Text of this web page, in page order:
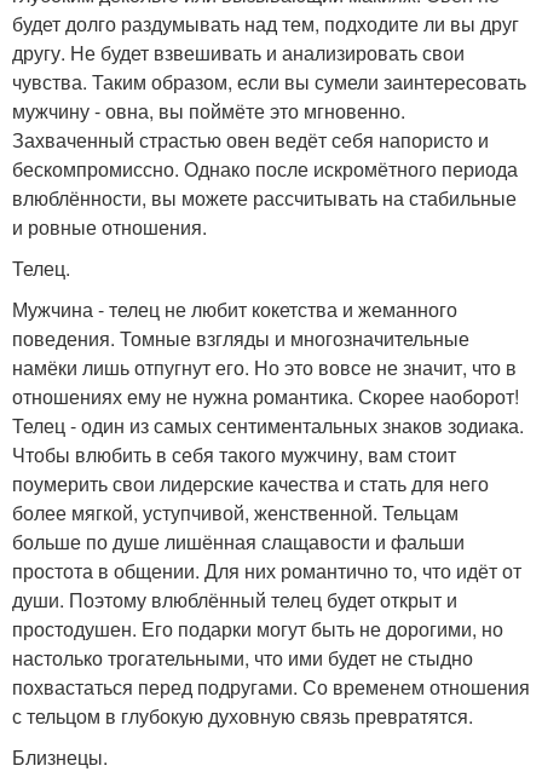
будет долго раздумывать над тем, подходите ли вы друг
другу. Не будет взвешивать и анализировать свои
чувства. Таким образом, если вы сумели заинтересовать
мужчину - овна, вы поймёте это мгновенно.
Захваченный страстью овен ведёт себя напористо и
бескомпромиссно. Однако после искромётного периода
влюблённости, вы можете рассчитывать на стабильные
и ровные отношения.
Телец.
Мужчина - телец не любит кокетства и жеманного
поведения. Томные взгляды и многозначительные
намёки лишь отпугнут его. Но это вовсе не значит, что в
отношениях ему не нужна романтика. Скорее наоборот!
Телец - один из самых сентиментальных знаков зодиака.
Чтобы влюбить в себя такого мужчину, вам стоит
поумерить свои лидерские качества и стать для него
более мягкой, уступчивой, женственной. Тельцам
больше по душе лишённая слащавости и фальши
простота в общении. Для них романтично то, что идёт от
души. Поэтому влюблённый телец будет открыт и
простодушен. Его подарки могут быть не дорогими, но
настолько трогательными, что ими будет не стыдно
похвастаться перед подругами. Со временем отношения
с тельцом в глубокую духовную связь превратятся.
Близнецы.